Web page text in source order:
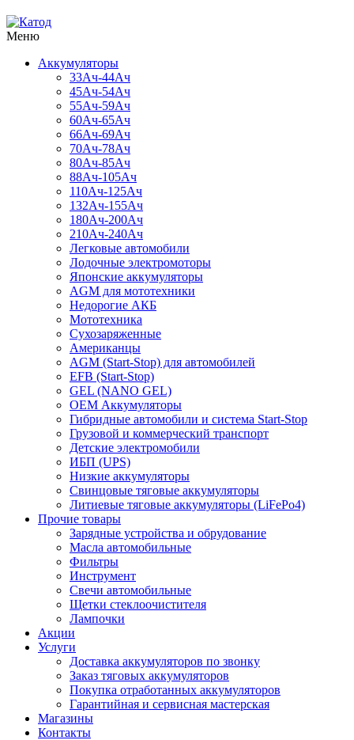
Меню
Аккумуляторы
33Ач-44Ач
45Ач-54Ач
55Ач-59Ач
60Ач-65Ач
66Ач-69Ач
70Ач-78Ач
80Ач-85Ач
88Ач-105Ач
110Ач-125Ач
132Ач-155Ач
180Ач-200Ач
210Ач-240Ач
Легковые автомобили
Лодочные электромоторы
Японские аккумуляторы
AGM для мототехники
Недорогие АКБ
Мототехника
Сухозаряженные
Американцы
AGM (Start-Stop) для автомобилей
EFB (Start-Stop)
GEL (NANO GEL)
OEM Аккумуляторы
Гибридные автомобили и система Start-Stop
Грузовой и коммерческий транспорт
Детские электромобили
ИБП (UPS)
Низкие аккумуляторы
Свинцовые тяговые аккумуляторы
Литиевые тяговые аккумуляторы (LiFePo4)
Прочие товары
Зарядные устройства и обрудование
Масла автомобильные
Фильтры
Инструмент
Свечи автомобильные
Щетки стеклоочистителя
Лампочки
Акции
Услуги
Доставка аккумуляторов по звонку
Заказ тяговых аккумуляторов
Покупка отработанных аккумуляторов
Гарантийная и сервисная мастерская
Магазины
Контакты